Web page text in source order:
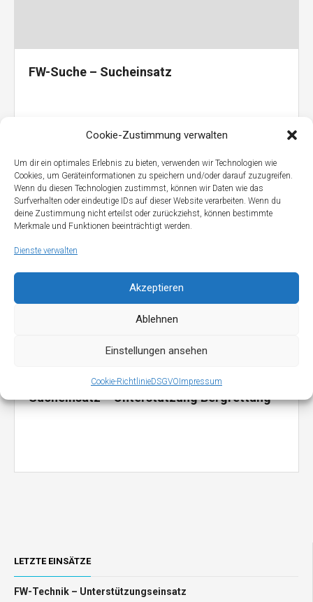
Cookie-Zustimmung verwalten
Um dir ein optimales Erlebnis zu bieten, verwenden wir Technologien wie
Cookies, um Geräteinformationen zu speichern und/oder darauf zuzugreifen.
Wenn du diesen Technologien zustimmst, können wir Daten wie das
Surfverhalten oder eindeutige IDs auf dieser Website verarbeiten. Wenn du
deine Zustimmung nicht erteilst oder zurückziehst, können bestimmte
Merkmale und Funktionen beeinträchtigt werden.
Dienste verwalten
Akzeptieren
Ablehnen
Einstellungen ansehen
Cookie-RichtlinieDSGVOImpressum
FW-Suche – Sucheinsatz
Sucheinsatz – Unterstützung Bergrettung
LETZTE EINSÄTZE
FW-Technik – Unterstützungseinsatz